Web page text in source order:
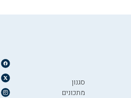
סגנון
מתכונים